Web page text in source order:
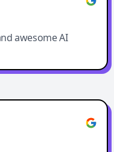
awesome AI